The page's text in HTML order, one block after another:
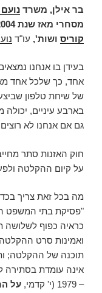
בר אילן, משרד
מסחרי מאז שנת 2004. עקבו אחרינו בבלוגר עו"ד
קוריס ושות', עו"ד
בעידן בו אנחנו
אחד, כך שלכל אחד
של שיחת טלפון
בארבע עיניים,
גם אם אנחנו לא
חוק האזנות סתר
על קיום ההקלטה
מה בכל זאת צריך
"פסיקת בתי המשפט
כראיה כפוף לשלושה
ואמינות סרט
תוכנה של ההקלטה;
אינה עומדת בסתירה
– 1979 (י' קדמי,
על